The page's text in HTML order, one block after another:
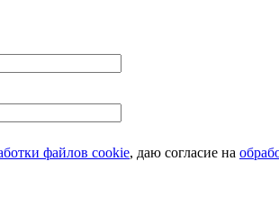
файлов cookie, даю согласие на